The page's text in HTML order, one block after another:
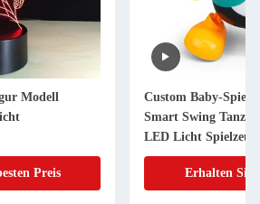
Modell
Preis
Custom Baby-
Smart Swing Tanz
LED Licht Spielzeug
Erhalten Sie